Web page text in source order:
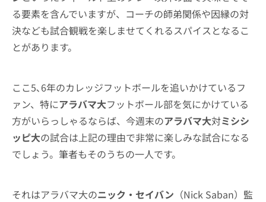
る要素を含んでいますが、コーチの師弟関係や因縁の対
決なども試合観戦を楽しませてくれるスパイスとなるこ
とがあります。
ここ5､6年のカレッジフットボールを追いかけているフ
ァン、特にアラバマ大フットボール部を気にかけている
方がいらっしゃるならば、今週末のアラバマ大対ミシシ
ッピ大の試合は上記の理由で非常に楽しみな試合になる
でしょう。筆者もそのうちの一人です。
それはアラバマ大のニック・セイバン （Nick Saban）監